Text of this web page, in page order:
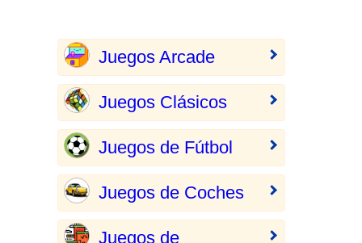
Juegos Arcade
Juegos Clásicos
Juegos de Fútbol
Juegos de Coches
Juegos de